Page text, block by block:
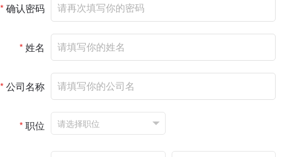
*确认密码
*姓名
*公司名称
*职位